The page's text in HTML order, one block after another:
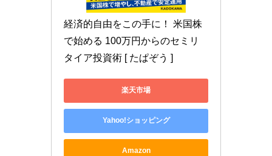
経済的自由をこの手に！ 米国株
で始める 100万円からのセミリ
タイア投資術 [ たぱぞう ]
楽天市場
Yahoo!ショッピング
Amazon